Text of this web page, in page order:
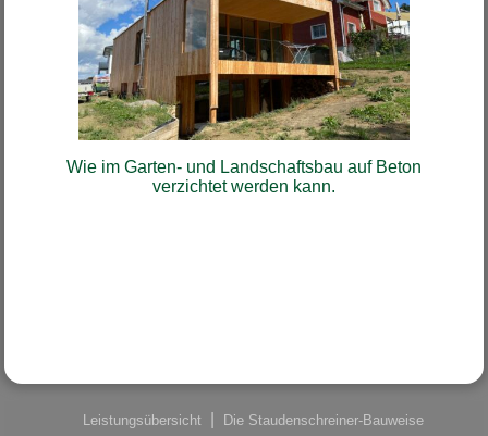
Wie im Garten- und Landschaftsbau auf Beton
verzichtet werden kann.
Leistungsübersicht
Die Staudenschreiner-Bauweise